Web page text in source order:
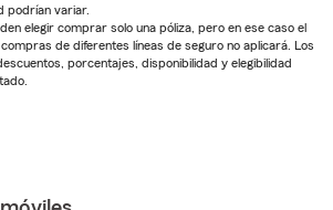
podrían variar.
elegir comprar solo una póliza, pero en ese caso el
de diferentes líneas de seguro no aplicará. Los
porcentajes, disponibilidad y elegibilidad